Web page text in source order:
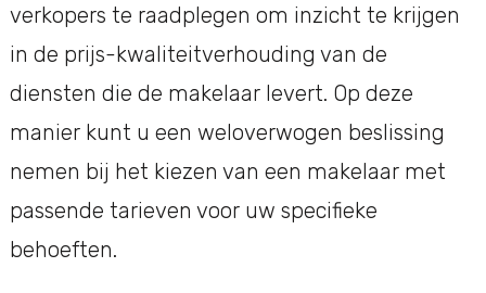
verkopers te raadplegen om inzicht te krijgen
in de prijs-kwaliteitverhouding van de
diensten die de makelaar levert. Op deze
manier kunt u een weloverwogen beslissing
nemen bij het kiezen van een makelaar met
passende tarieven voor uw specifieke
behoeften.